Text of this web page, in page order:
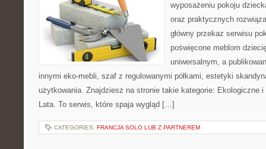
wyposażeniu pokoju
oraz praktycznych
główny przekaz serwisu
poświęcone meblom
uniwersalnym, a
innymi eko-mebli, szaf z regulowanymi półkami, estetyki
użytkowania. Znajdziesz na stronie takie kategorie: Ekologiczne
Lata. To serwis, które spaja wygląd […]
CATEGORIES: FRANCJA SOLO LUB Z PARTNEREM